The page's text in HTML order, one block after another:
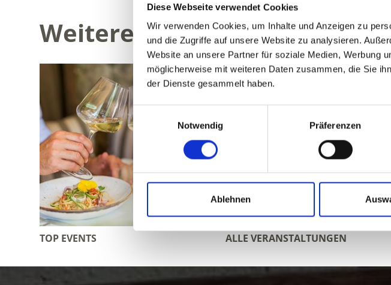
Diese Webseite verwendet Cookies
Wir verwenden Cookies, um Inhalte und Anzeigen zu
und die Zugriffe auf unsere Website zu analysieren.
Website an unsere Partner für soziale Medien, Werbung
möglicherweise mit weiteren Daten zusammen, die Sie
der Dienste gesammelt haben.
Notwendig
Präferenzen
Ablehnen
Weitere interessante Links
TOP EVENTS ALLE VERANSTALTUNGEN